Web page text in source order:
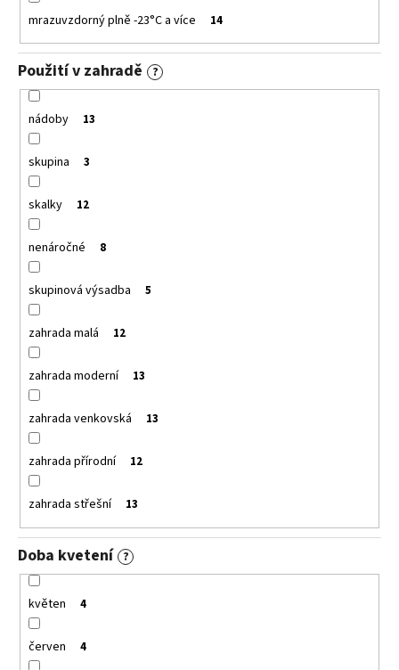
mrazuvzdorný plně -23°C a více 14
Použití v zahradě ?
nádoby 13
skupina 3
skalky 12
nenáročné 8
skupinová výsadba 5
zahrada malá 12
zahrada moderní 13
zahrada venkovská 13
zahrada přírodní 12
zahrada střešní 13
Doba kvetení ?
květen 4
červen 4